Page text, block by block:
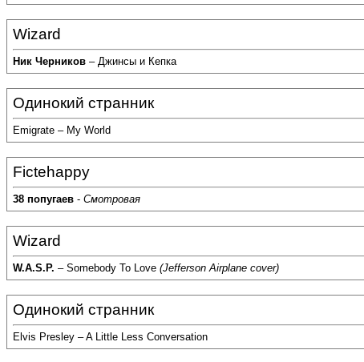
Wizard
Ник Черников – Джинсы и Кепка
Одинокий странник
Emigrate – My World
Fictehappy
38 попугаев - Смотровая
Wizard
W.A.S.P. – Somebody To Love (Jefferson Airplane cover)
Одинокий странник
Elvis Presley – A Little Less Conversation